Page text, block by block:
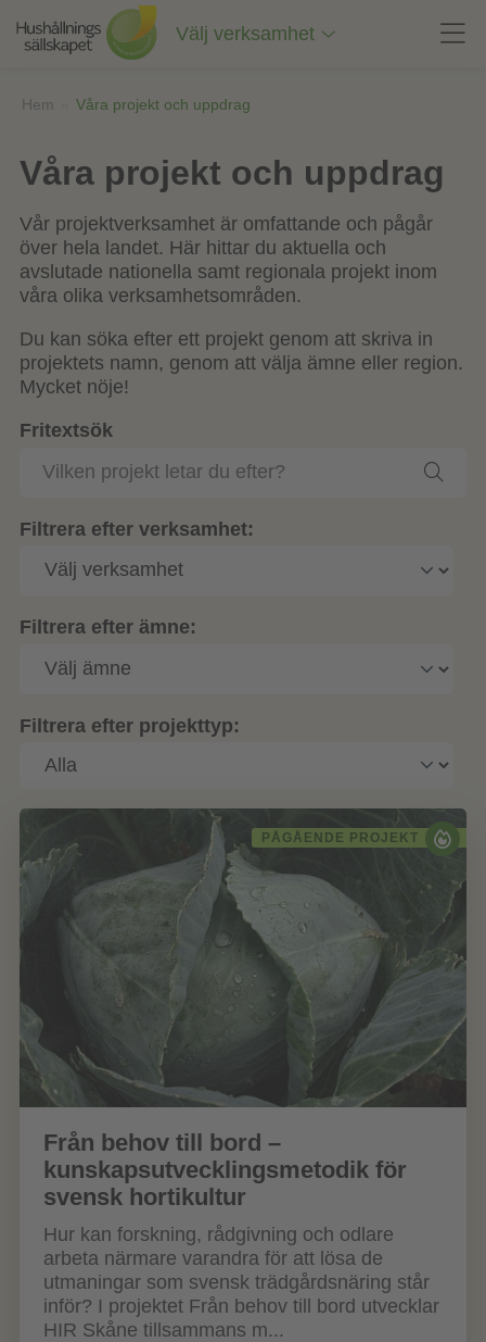
innehåll
Välj verksamhet
Hem Våra projekt och uppdrag
Våra projekt och uppdrag
Vår projektverksamhet är omfattande och pågår
över hela landet. Här hittar du aktuella och
avslutade nationella samt regionala projekt inom
våra olika verksamhetsområden.
Du kan söka efter ett projekt genom att skriva in
projektets namn, genom att välja ämne eller region.
Mycket nöje!
Fritextsök
Filtrera efter verksamhet:
Filtrera efter ämne:
Filtrera efter projekttyp:
PÅGÅENDE PROJEKT
Från behov till bord –
kunskapsutvecklingsmetodik för
svensk hortikultur
Hur kan forskning, rådgivning och odlare
arbeta närmare varandra för att lösa de
utmaningar som svensk trädgårdsnäring står
inför? I projektet Från behov till bord utvecklar
HIR Skåne tillsammans m...